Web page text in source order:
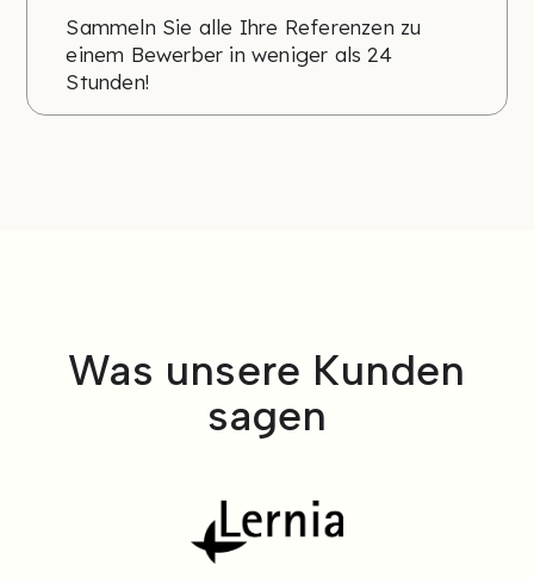
Sammeln Sie alle Ihre Referenzen zu
einem Bewerber in weniger als 24
Stunden!
Was unsere Kunden
sagen